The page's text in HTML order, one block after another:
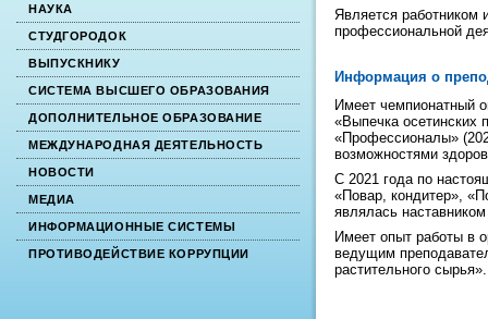
НАУКА
СТУДГОРОДОК
ВЫПУСКНИКУ
СИСТЕМА ВЫСШЕГО ОБРАЗОВАНИЯ
ДОПОЛНИТЕЛЬНОЕ ОБРАЗОВАНИЕ
МЕЖДУНАРОДНАЯ ДЕЯТЕЛЬНОСТЬ
НОВОСТИ
МЕДИА
ИНФОРМАЦИОННЫЕ СИСТЕМЫ
ПРОТИВОДЕЙСТВИЕ КОРРУПЦИИ
Является работником
профессиональной
Информация о
Имеет чемпионатный
«Выпечка осетинских
«Профессионалы»
возможностями
С 2021 года по
«Повар, кондитер»,
являлась
Имеет опыт работы в
ведущим
растительного сырья».